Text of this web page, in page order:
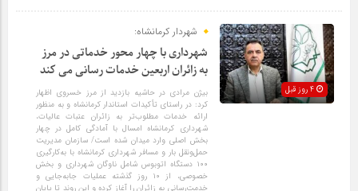
شهردار کرمانشاه:
شهرداری با چهار محور خدماتی در مرز
به زائران اربعین خدمات رسانی می کند
بیژن مرادی در حاشیه بازدید از مرز خسروی اظهار
کرد: در راستای تأکیدات استاندار کرمانشاه و به منظور
ارائه خدمات مطلوب‌تر به زائران عتبات عالیات،
شهرداری کرمانشاه امسال با آمادگی کامل در چهار
بخش اصلی وارد میدان شده است/ سازمان مدیریت
حمل‌ونقل بار و مسافر شهرداری کرمانشاه با به‌کارگیری
۱۰۰ دستگاه اتوبوس شامل ناوگان شهرداری و بخش
خصوصی، از ۱۰ روز گذشته عملیات جابه‌جایی و
خدمت‌رسانی به زائران را آغاز کرده و این روند تا پایان